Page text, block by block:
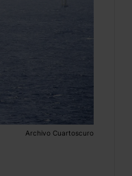
Archivo Cuartoscuro